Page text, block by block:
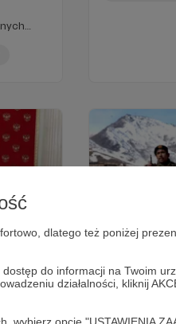
dlatego też poniżej
do informacji na Twoim
działalności, kliknij
opcję "USTAWIENIA
21.08.2021
World